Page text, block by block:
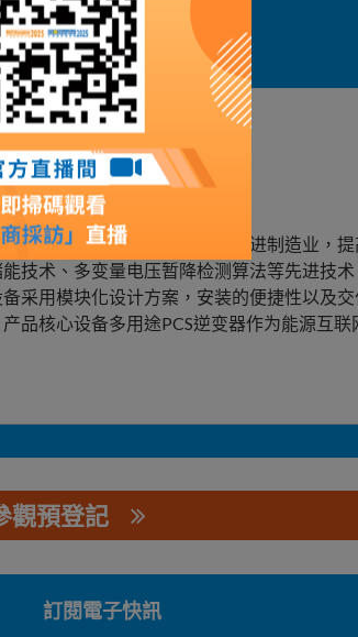
品詳情
半导体集成电路行业为主的先进制造业，
技术、多变量电压暂降检测算法等先进技
采用模块化设计方案，安装的便捷性以及
品核心设备多用途PCS逆变器作为能源互联
觀預登記
訂閱電子快訊